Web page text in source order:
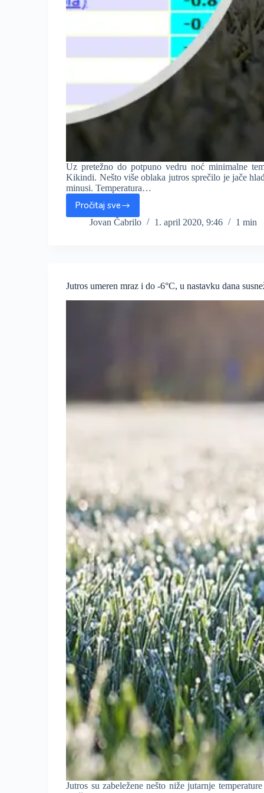
Uz pretežno do potpuno vedru noć minimalne
Kikindi. Nešto više oblaka jutros sprečilo je jače
minusi. Temperatura…
Pročitaj sve
Mraz
„obrao“
u
Jovan Čabrilo 1. april 2020, 9:46 1 min
Jutros umeren mraz i do -6°C, u nastavku dana
Jutros su zabeležene nešto niže jutarnje